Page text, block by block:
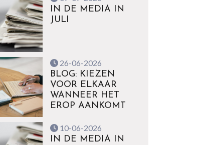
IN DE MEDIA IN
JULI
26-06-2026
BLOG: KIEZEN
VOOR ELKAAR
WANNEER HET
EROP AANKOMT
10-06-2026
IN DE MEDIA IN